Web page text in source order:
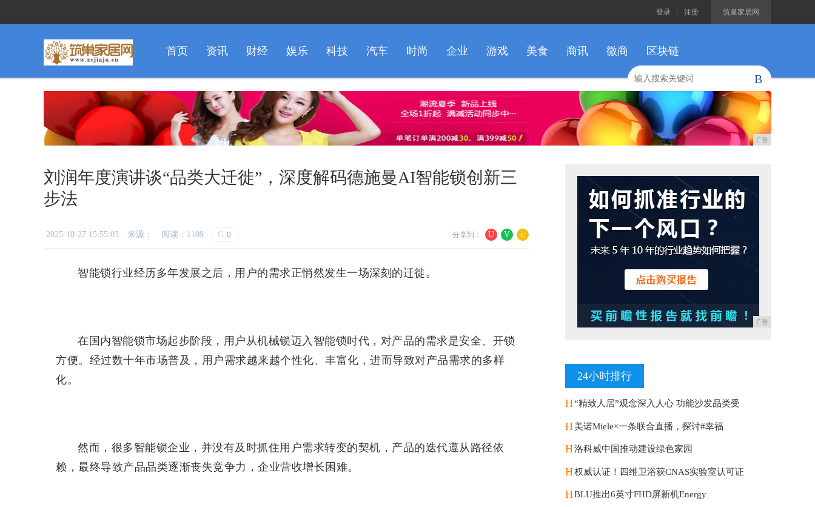
筑巢家居网
登录 注册
首页 资讯 财经 娱乐 科技 汽车 时尚 企业 游戏 美食 商讯 微商 区块链
B
广告
刘润年度演讲谈“品类大迁徙”，深度解码德施曼AI智能锁创新三
步法
U V c
分享到：
2025-10-27 15:55:03 来源： 阅读：1109 G 0
智能锁行业经历多年发展之后，用户的需求正悄然发生一场深刻的迁徙。
在国内智能锁市场起步阶段，用户从机械锁迈入智能锁时代，对产品的需求是安全、开锁
方便。经过数十年市场普及，用户需求越来越个性化、丰富化，进而导致对产品需求的多样
化。
然而，很多智能锁企业，并没有及时抓住用户需求转变的契机，产品的迭代遵从路径依
赖，最终导致产品品类逐渐丧失竞争力，企业营收增长困难。
广告
24小时排行
H“精致人居”观念深入人心 功能沙发品类受
H美诺Miele×一条联合直播，探讨#幸福
H洛科威中国推动建设绿色家园
H权威认证！四维卫浴获CNAS实验室认可证
HBLU推出6英寸FHD屏新机Energy